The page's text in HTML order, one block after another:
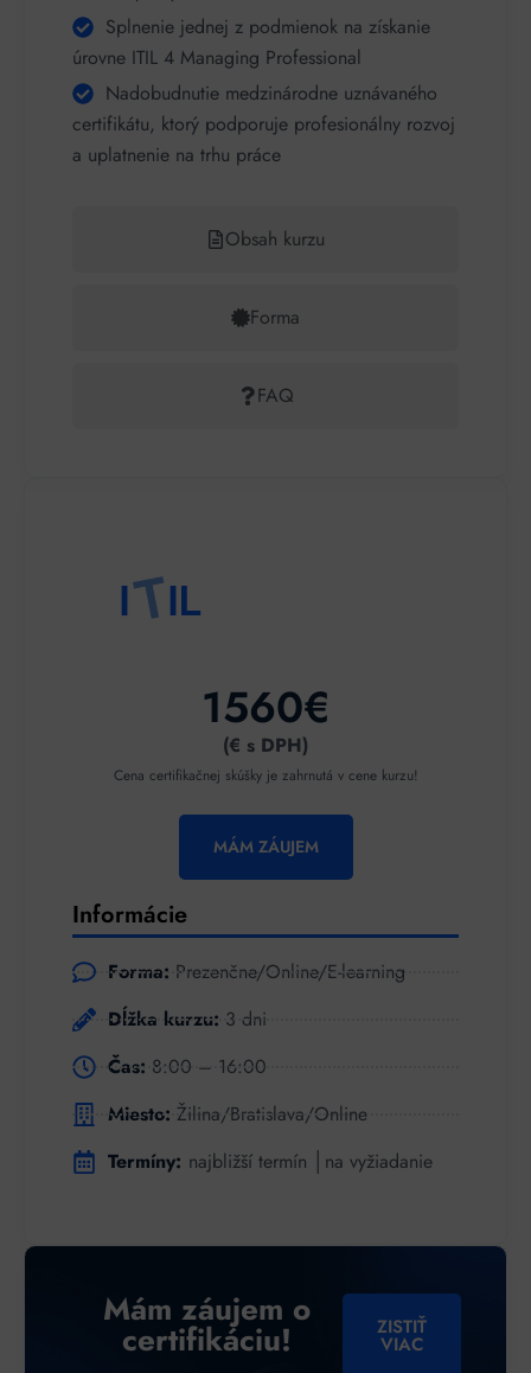
Obsah kurzu
Forma
FAQ
Splnenie jednej z podmienok na získanie
úrovne ITIL 4 Managing Professional
Nadobudnutie medzinárodne uznávaného
certifikátu, ktorý podporuje profesionálny rozvoj
a uplatnenie na trhu práce
1560€
(€ s DPH)
Cena certifikačnej skúšky je zahrnutá v cene kurzu!
MÁM ZÁUJEM
Informácie
Forma: Prezenčne/Online/E-learning
Dĺžka kurzu: 3 dni
Čas: 8:00 – 16:00
Miesto: Žilina/Bratislava/Online
Termíny: najbližší termín │na vyžiadanie
Mám záujem o
certifikáciu! ZISTIŤ
VIAC